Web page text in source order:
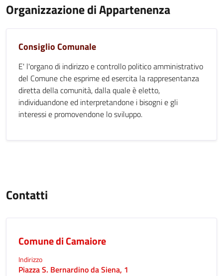
Organizzazione di Appartenenza
Consiglio Comunale
E' l'organo di indirizzo e controllo politico amministrativo
del Comune che esprime ed esercita la rappresentanza
diretta della comunità, dalla quale è eletto,
individuandone ed interpretandone i bisogni e gli
interessi e promovendone lo sviluppo.
Contatti
Comune di Camaiore
Indirizzo
Piazza S. Bernardino da Siena, 1